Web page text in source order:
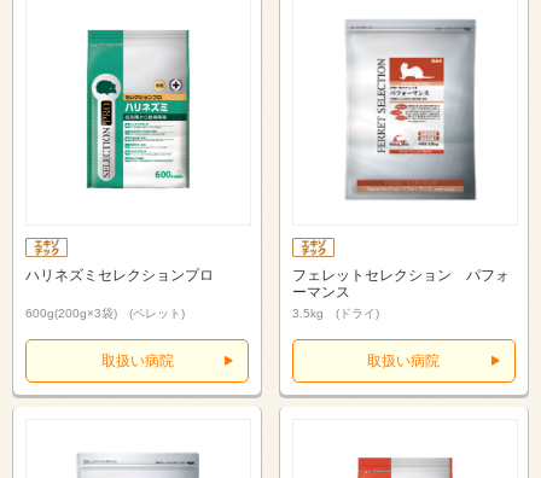
ハリネズミセレクションプロ
600g(200g×3袋) (ペレット)
取扱い病院
フェレットセレクション パフォ
ーマンス
3.5kg (ドライ)
取扱い病院